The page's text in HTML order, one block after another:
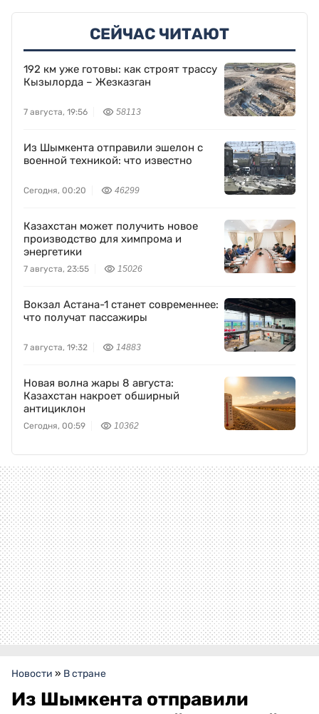
СЕЙЧАС ЧИТАЮТ
192 км уже готовы: как строят трассу
Кызылорда – Жезказган
7 августа, 19:56 58113
Из Шымкента отправили эшелон с
военной техникой: что известно
Сегодня, 00:20 46299
Казахстан может получить новое
производство для химпрома и
энергетики
7 августа, 23:55 15026
Вокзал Астана-1 станет современнее:
что получат пассажиры
7 августа, 19:32 14883
Новая волна жары 8 августа:
Казахстан накроет обширный
антициклон
Сегодня, 00:59 10362
Новости » В стране
Из Шымкента отправили